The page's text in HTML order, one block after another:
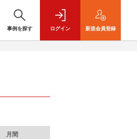
事例を探す ログイン 新規会員登録
月間